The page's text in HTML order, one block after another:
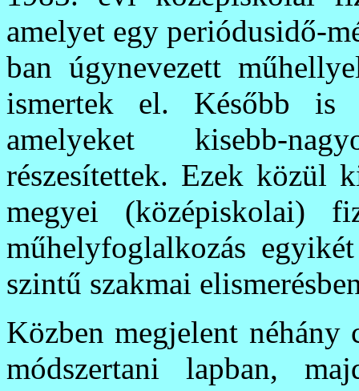
amelyet egy periódusidő-
ban úgynevezett
ismertek el. Később is
amelyeket kisebb-
részesítettek. Ezek közül
megyei (középiskolai)
műhelyfoglalkozás
szintű szakmai
Közben megjelent néhány
módszertani lapban,